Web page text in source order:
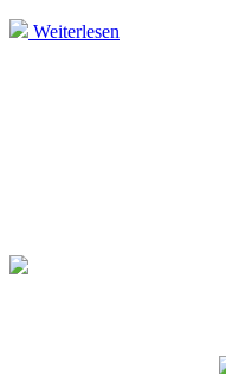
Weiterlesen